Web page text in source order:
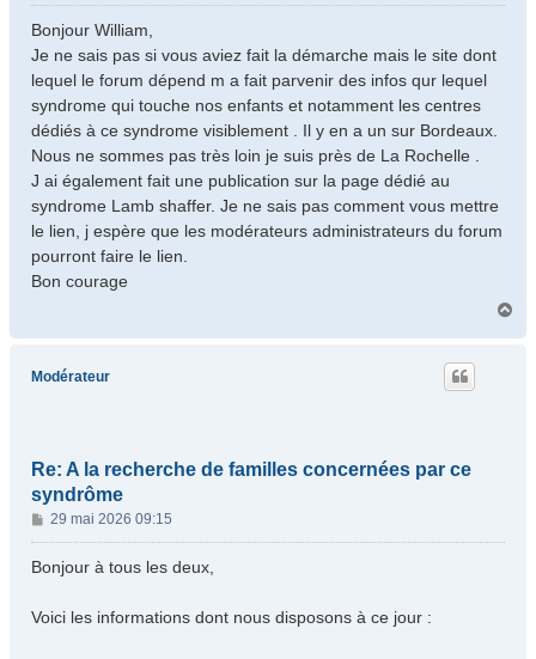
s
g
e
Bonjour William,
Je ne sais pas si vous aviez fait la démarche mais le site dont
lequel le forum dépend m a fait parvenir des infos qur lequel
syndrome qui touche nos enfants et notamment les centres
dédiés à ce syndrome visiblement . Il y en a un sur Bordeaux.
Nous ne sommes pas très loin je suis près de La Rochelle .
J ai également fait une publication sur la page dédié au
syndrome Lamb shaffer. Je ne sais pas comment vous mettre
le lien, j espère que les modérateurs administrateurs du forum
pourront faire le lien.
Bon courage
Modérateur
Re: A la recherche de familles concernées par ce
syndrôme
M
e
s
g
29 mai 2026 09:15
Bonjour à tous les deux,
Voici les informations dont nous disposons à ce jour :